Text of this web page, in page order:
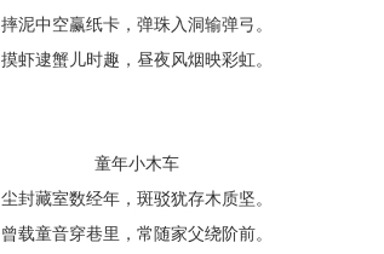
摔泥中空赢纸卡，弹珠入洞输弹弓。
摸虾逮蟹儿时趣，昼夜风烟映彩虹。
童年小木车
尘封藏室数经年，斑驳犹存木质坚。
曾载童音穿巷里，常随家父绕阶前。